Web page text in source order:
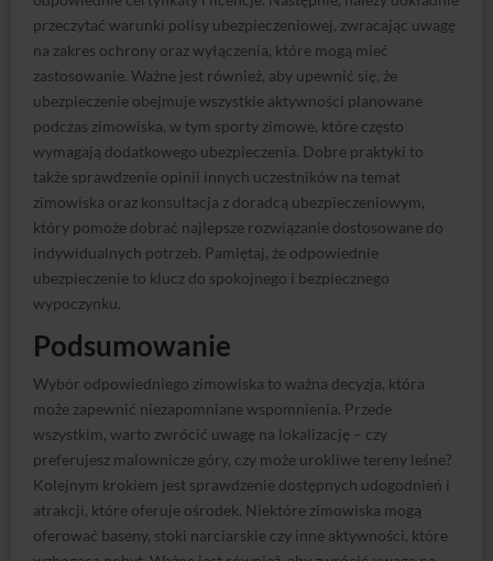
wymagają dodatkowego ubezpieczenia. Dobre praktyki to
także sprawdzenie opinii innych uczestników na temat
zimowiska oraz konsultacja z doradcą ubezpieczeniowym,
który pomoże dobrać najlepsze rozwiązanie dostosowane do
indywidualnych potrzeb. Pamiętaj, że odpowiednie
ubezpieczenie to klucz do spokojnego i bezpiecznego
wypoczynku.
Podsumowanie
Wybór odpowiedniego zimowiska to ważna decyzja, która
może zapewnić niezapomniane wspomnienia. Przede
wszystkim, warto zwrócić uwagę na lokalizację – czy
Kolejnym krokiem jest sprawdzenie dostępnych udogodnień i
oferować baseny, stoki narciarskie czy inne aktywności, które
wzbogacą pobyt. Ważne jest również, aby zwrócić uwagę na
opinie innych uczestników oraz doświadczenie organizatorów.
Dodatkowo, należy pamiętać o odpowiednim wyposażeniu –
ciepła odzież, dobry śpiwór i izolacja od podłoża to podstawa.
Nie zapomnij też o bezpieczeństwie – upewnij się, że ośrodek
posiada odpowiednie procedury w przypadku złych warunków